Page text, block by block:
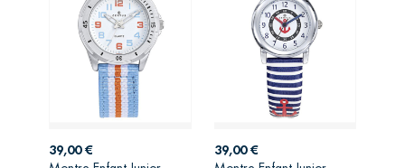
Prix
39,00 €
AJOUTER AU
Prix
39,00 €
AJOUTER AU